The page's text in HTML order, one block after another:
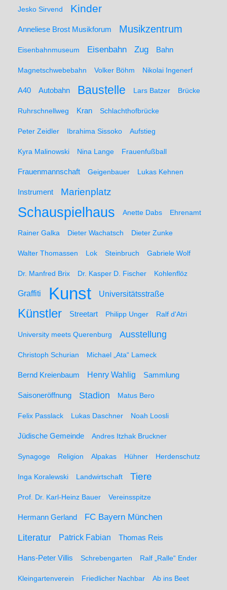
Jesko Sirvend Kinder
Anneliese Brost Musikforum Musikzentrum
Eisenbahnmuseum Eisenbahn Zug Bahn
Magnetschwebebahn Volker Böhm Nikolai Ingenerf
A40 Autobahn Baustelle Lars Batzer Brücke
Ruhrschnellweg Kran Schlachthofbrücke
Peter Zeidler Ibrahima Sissoko Aufstieg
Kyra Malinowski Nina Lange Frauenfußball
Frauenmannschaft Geigenbauer Lukas Kehnen
Instrument Marienplatz
Schauspielhaus Anette Dabs Ehrenamt
Rainer Galka Dieter Wachatsch Dieter Zunke
Walter Thomassen Lok Steinbruch Gabriele Wolf
Dr. Manfred Brix Dr. Kasper D. Fischer Kohlenflöz
Graffiti Kunst Universitätsstraße
Künstler Streetart Philipp Unger Ralf d'Atri
University meets Querenburg Ausstellung
Christoph Schurian Michael „Ata“ Lameck
Bernd Kreienbaum Henry Wahlig Sammlung
Saisoneröffnung Stadion Matus Bero
Felix Passlack Lukas Daschner Noah Loosli
Jüdische Gemeinde Andres Itzhak Bruckner
Synagoge Religion Alpakas Hühner Herdenschutz
Inga Koralewski Landwirtschaft Tiere
Prof. Dr. Karl-Heinz Bauer Vereinsspitze
Hermann Gerland FC Bayern München
Literatur Patrick Fabian Thomas Reis
Hans-Peter Villis Schrebengarten Ralf „Ralle“ Ender
Kleingartenverein Friedlicher Nachbar Ab ins Beet